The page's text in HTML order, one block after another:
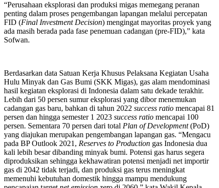
“Perusahaan eksplorasi dan produksi migas memegang peranan
penting dalam proses pengembangan lapangan melalui percepatan
FID (Final Investment Decision) mengingat mayoritas proyek yang
ada masih berada pada fase penemuan cadangan (pre-FID),” kata
Sofwan.
Berdasarkan data Satuan Kerja Khusus Pelaksana Kegiatan Usaha
Hulu Minyak dan Gas Bumi (SKK Migas), gas alam mendominasi
hasil kegiatan eksplorasi di Indonesia dalam satu dekade terakhir.
Lebih dari 50 persen sumur eksplorasi yang dibor menemukan
cadangan gas baru, bahkan di tahun 2022 success ratio mencapai 81
persen dan hingga semester 1 2023 success ratio mencapai 100
persen. Sementara 70 persen dari total Plan of Development(PoD)
yang diajukan merupakan pengembangan lapangan gas. “Mengacu
pada BP Outlook 2021, Reserves to Production gas Indonesia dua
kali lebih besar dibanding minyak bumi. Potensi gas harus segera
diproduksikan sehingga kekhawatiran potensi menjadi net importir
gas di 2042 tidak terjadi, dan produksi gas terus meningkat
memenuhi kebutuhan domestik hingga mampu mendukung